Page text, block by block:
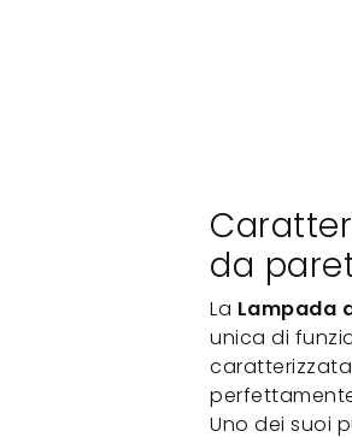
da
La Lampada
unica di
Uno dei suoi